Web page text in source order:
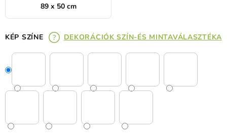
89 x 50 cm
KÉP SZÍNE DEKORÁCIÓK SZÍN-ÉS MINTAVÁLASZTÉKA